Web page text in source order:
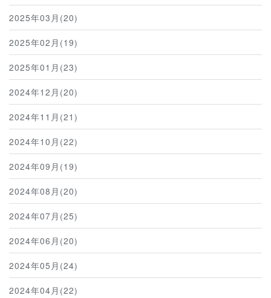
2025年03月(20)
2025年02月(19)
2025年01月(23)
2024年12月(20)
2024年11月(21)
2024年10月(22)
2024年09月(19)
2024年08月(20)
2024年07月(25)
2024年06月(20)
2024年05月(24)
2024年04月(22)